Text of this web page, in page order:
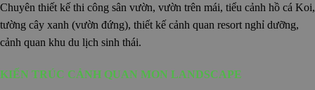
Chuyên thiết kế thi công sân vườn, vườn trên mái, tiểu cảnh hồ cá Koi,
tường cây xanh (vườn đứng), thiết kế cảnh quan resort nghỉ dưỡng,
cảnh quan khu du lịch sinh thái.
KIẾN TRÚC CẢNH QUAN MON LANDSCAPE